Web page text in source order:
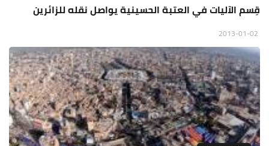
قِسم الآليات في العتبة الحسينية يواصل نقله للزائرين